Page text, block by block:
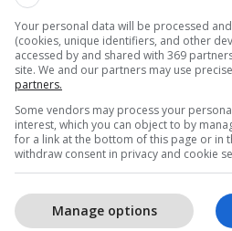
i tretë do t'i bashkohet
nga katër unazat e
e kompanisë të shkruar me
Your personal data will be processed
(cookies, unique identifiers, and other
accessed by and shared with 369
site. We and our partners may use
partners.
Some vendors may process your
interest, which you can object to by
for a link at the bottom of this page or in
withdraw consent in privacy and cookie
Manage options